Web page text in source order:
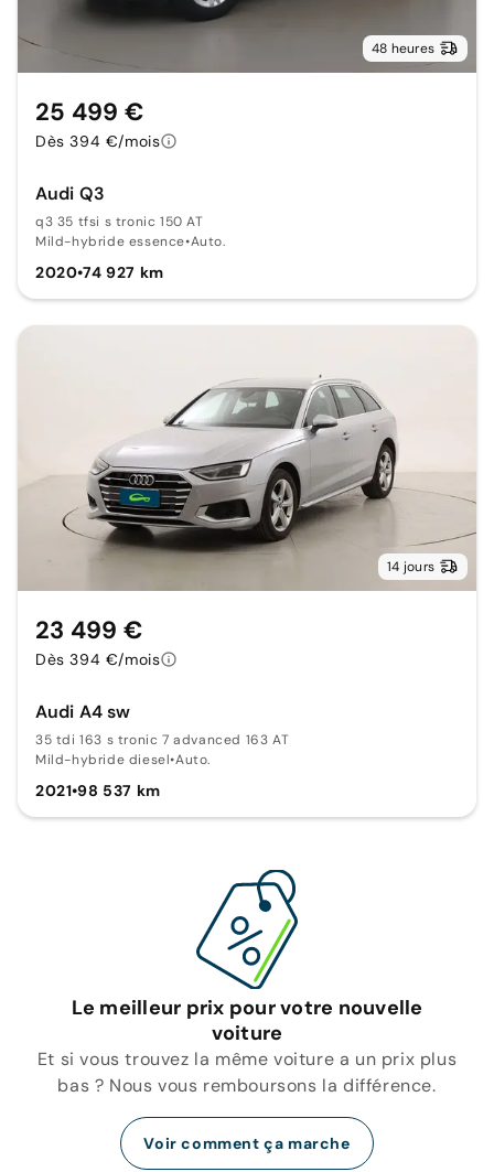
48 heures
Audi Q3
q3 35 tfsi s tronic 150 AT
Mild-hybride essence•Auto.
2020•74 927 km
25 499 €
Dès 394 €/mois
14 jours
Audi A4 sw
35 tdi 163 s tronic 7 advanced 163 AT
Mild-hybride diesel•Auto.
2021•98 537 km
23 499 €
Dès 394 €/mois
Le meilleur prix pour votre nouvelle
voiture
Et si vous trouvez la même voiture a un prix plus
bas ? Nous vous remboursons la différence.
Voir comment ça marche